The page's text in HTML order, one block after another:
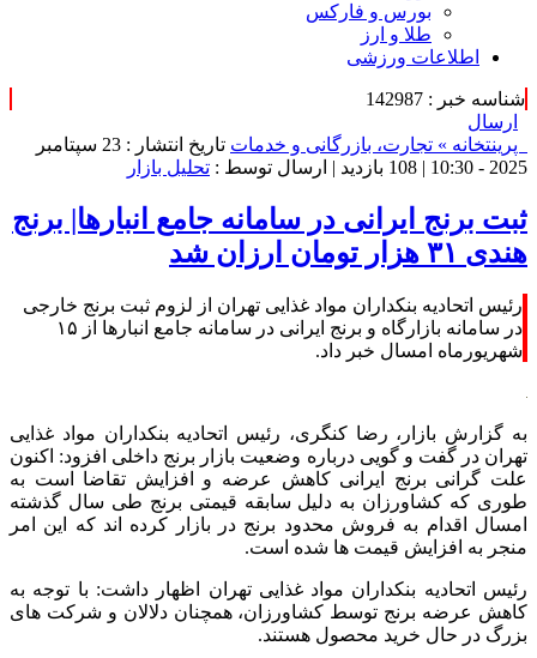
بورس و فارکس
طلا و ارز
اطلاعات ورزشی
شناسه خبر : 142987
ارسال
پرینتخانه » تجارت، بازرگانی و خدمات
تاریخ انتشار : 23 سپتامبر
2025 - 10:30 |
108 بازدید | ارسال توسط : تحلیل بازار
ثبت برنج ایرانی در سامانه جامع انبارها| برنج
هندی ۳۱ هزار تومان ارزان شد
رئیس اتحادیه بنکداران مواد غذایی تهران از لزوم ثبت برنج خارجی
در سامانه بازارگاه و برنج ایرانی در سامانه جامع انبارها از ۱۵
شهریورماه امسال خبر داد.
به گزارش بازار، رضا کنگری، رئیس اتحادیه بنکداران مواد غذایی
تهران در گفت و گویی درباره وضعیت بازار برنج داخلی افزود: اکنون
علت گرانی برنج ایرانی کاهش عرضه و افزایش تقاضا است به
طوری که کشاورزان به دلیل سابقه قیمتی برنج طی سال گذشته
امسال اقدام به فروش محدود برنج در بازار کرده اند که این امر
منجر به افزایش قیمت ها شده است.
رئیس اتحادیه بنکداران مواد غذایی تهران اظهار داشت: با توجه به
کاهش عرضه برنج توسط کشاورزان، همچنان دلالان و شرکت های
بزرگ در حال خرید محصول هستند.